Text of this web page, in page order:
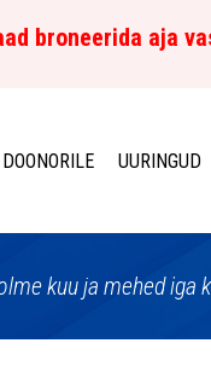
broneerida aja
DOONORILE UURINGUD
kuu ja mehed iga